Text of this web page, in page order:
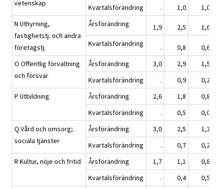
vetenskap Kvartalsförändring . 1,0
1,0
N Uthyrning,
fastighetstj. och andra
företagstj.
Årsförändring 1,9 2,5
1,6
Kvartalsförändring
. 0,8
0,6
O Offentlig förvaltning
och försvar
Årsförändring 3,0 2,9
1,5
Kvartalsförändring
. 0,9
0,2
P Utbildning
Årsförändring 2,6 1,8
0,8
Kvartalsförändring
. 0,5
0,0
Q Vård och omsorg;
sociala tjänster
Årsförändring 3,0 2,5
1,3
Kvartalsförändring
. 0,7
0,2
R Kultur, nöje och fritid
Årsförändring 1,7 1,1
0,8
Kvartalsförändring
. 0,4
0,5